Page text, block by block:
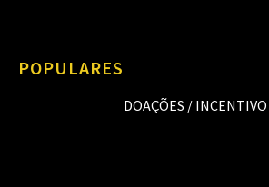
POPULARES
DOAÇÕES /